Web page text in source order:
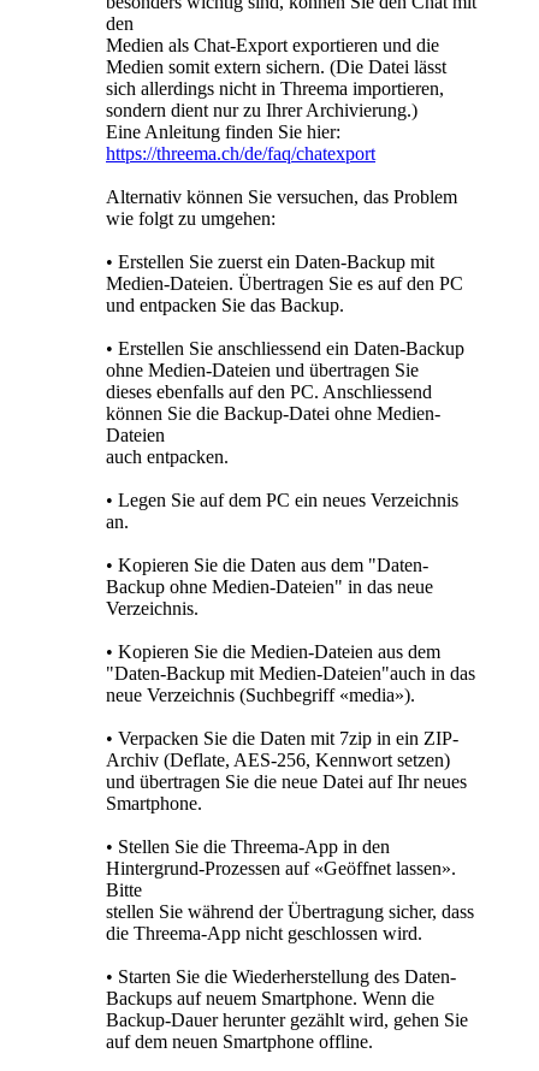
den
Medien als Chat-Export exportieren und die
Medien somit extern sichern. (Die Datei lässt
sich allerdings nicht in Threema importieren,
sondern dient nur zu Ihrer Archivierung.)
Eine Anleitung finden Sie hier:
https://threema.ch/de/faq/chatexport
Alternativ können Sie versuchen, das Problem
wie folgt zu umgehen:
• Erstellen Sie zuerst ein Daten-Backup mit
Medien-Dateien. Übertragen Sie es auf den PC
und entpacken Sie das Backup.
• Erstellen Sie anschliessend ein Daten-Backup
ohne Medien-Dateien und übertragen Sie
dieses ebenfalls auf den PC. Anschliessend
können Sie die Backup-Datei ohne Medien-
Dateien
auch entpacken.
• Legen Sie auf dem PC ein neues Verzeichnis
an.
• Kopieren Sie die Daten aus dem "Daten-
Backup ohne Medien-Dateien" in das neue
Verzeichnis.
• Kopieren Sie die Medien-Dateien aus dem
"Daten-Backup mit Medien-Dateien"auch in das
neue Verzeichnis (Suchbegriff «media»).
• Verpacken Sie die Daten mit 7zip in ein ZIP-
Archiv (Deflate, AES-256, Kennwort setzen)
und übertragen Sie die neue Datei auf Ihr neues
Smartphone.
• Stellen Sie die Threema-App in den
Hintergrund-Prozessen auf «Geöffnet lassen».
Bitte
stellen Sie während der Übertragung sicher, dass
die Threema-App nicht geschlossen wird.
• Starten Sie die Wiederherstellung des Daten-
Backups auf neuem Smartphone. Wenn die
Backup-Dauer herunter gezählt wird, gehen Sie
auf dem neuen Smartphone offline.